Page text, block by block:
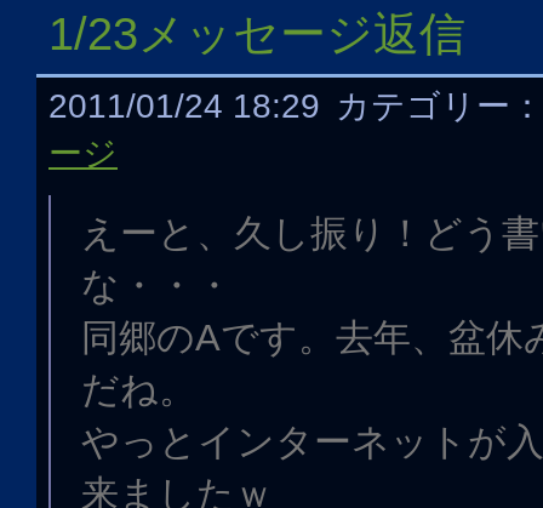
1/23メッセージ返信
2011/01/24 18:29 カテゴリー：
ージ
えーと、久し振り！どう
な・・・
同郷のAです。去年、盆休
だね。
やっとインターネットが
来ましたｗ